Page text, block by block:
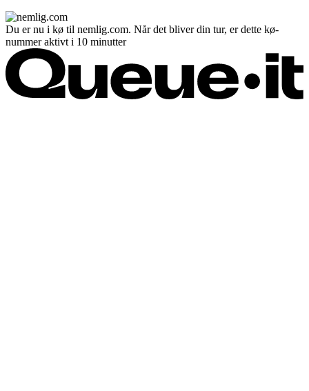
Du er nu i kø til nemlig.com. Når det bliver din tur, er dette kø-
nummer aktivt i 10 minutter